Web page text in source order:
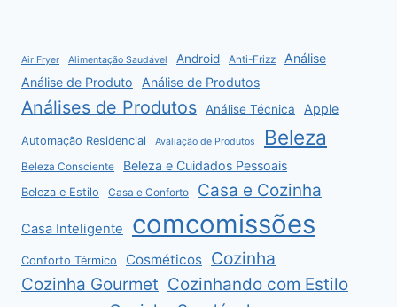
Air Fryer Alimentação Saudável Android Anti-Frizz
Análise
Análise de Produto
Análise de Produtos
Análises de Produtos Análise Técnica Apple
Automação Residencial Avaliação de Produtos Beleza
Beleza Consciente Beleza e Cuidados Pessoais
Beleza e Estilo Casa e Conforto Casa e Cozinha
Casa Inteligente comcomissões
Conforto Térmico Cosméticos Cozinha
Cozinha Gourmet Cozinhando com Estilo